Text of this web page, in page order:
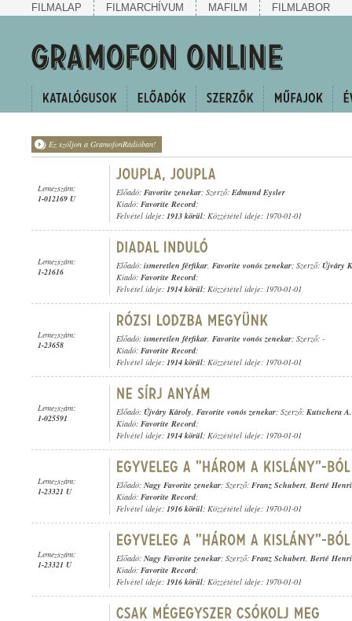
FILMALAP FILMARCHÍVUM MAFILM FILMLABOR
Ez szóljon a GramofonRádióban!
Lemezszám:
1-012169 U
Előadó: Favorite zenekar; Szerző: Edmund Eysler
Kiadó: Favorite Record;
Felvétel ideje: 1913 körül; Közzététel ideje: 1970-01-01
Lemezszám:
1-21616
Előadó: ismeretlen férfikar, Favorite vonós zenekar; Szerző: Újváry
Kiadó: Favorite Record;
Felvétel ideje: 1914 körül; Közzététel ideje: 1970-01-01
Lemezszám:
1-23658
Előadó: ismeretlen férfikar, Favorite vonós zenekar; Szerző: -
Kiadó: Favorite Record;
Felvétel ideje: 1914 körül; Közzététel ideje: 1970-01-01
Lemezszám:
1-025591
Előadó: Újváry Károly, Favorite vonós zenekar; Szerző: Kutschera A.
Kiadó: Favorite Record;
Felvétel ideje: 1914 körül; Közzététel ideje: 1970-01-01
Lemezszám:
1-23321 U
Előadó: Nagy Favorite zenekar; Szerző: Franz Schubert, Berté
Kiadó: Favorite Record;
Felvétel ideje: 1916 körül; Közzététel ideje: 1970-01-01
Lemezszám:
1-23321 U
Előadó: Nagy Favorite zenekar; Szerző: Franz Schubert, Berté
Kiadó: Favorite Record;
Felvétel ideje: 1916 körül; Közzététel ideje: 1970-01-01